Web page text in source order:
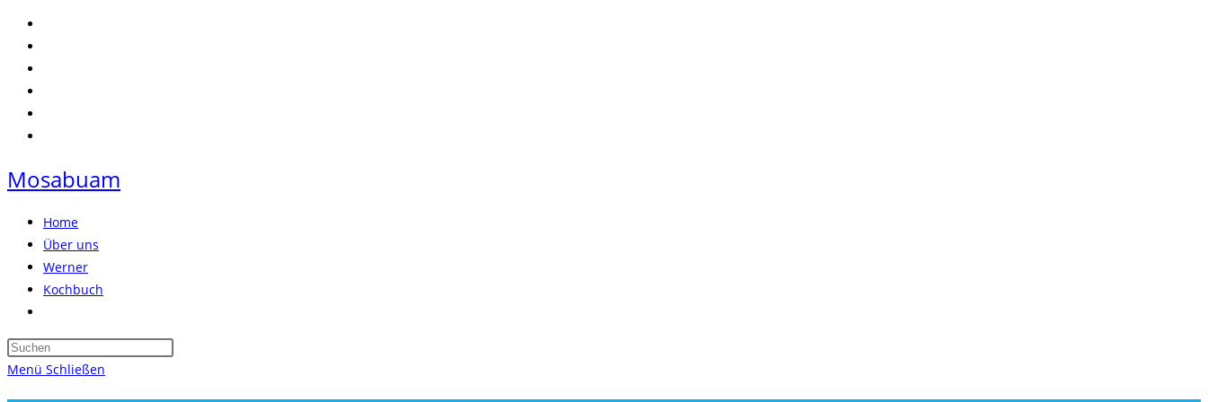
Zum
Inhalt
springen
Mosabuam
Home
Über uns
Werner
Kochbuch
umschalten
Press
Menü Schließen